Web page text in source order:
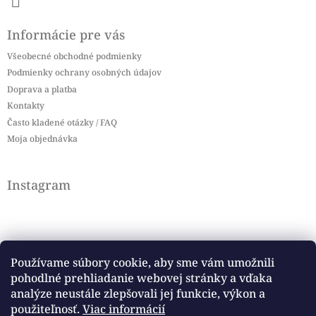
Používame súbory cookie, aby sme vám umožnili
pohodlné prehliadanie webovej stránky a vďaka
analýze neustále zlepšovali jej funkcie, výkon a
použiteľnosť. Viac informácií
Informácie pre vás
Všeobecné obchodné podmienky
Podmienky ochrany osobných údajov
Doprava a platba
Kontakty
Často kladené otázky / FAQ
Moja objednávka
Instagram
Sledovať na Instagrame